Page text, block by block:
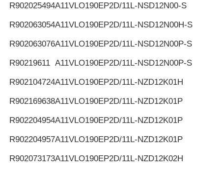
R902025494A11VLO190EP2D/11L-NSD12N00-S
R902063054A11VLO190EP2D/11L-NSD12N00H-S
R902063076A11VLO190EP2D/11L-NSD12N00P-S
R90219611 A11VLO190EP2D/11L-NSD12N00P-S
R902104724A11VLO190EP2D/11L-NZD12K01H
R902169638A11VLO190EP2D/11L-NZD12K01P
R902204954A11VLO190EP2D/11L-NZD12K01P
R902204957A11VLO190EP2D/11L-NZD12K01P
R902073173A11VLO190EP2D/11L-NZD12K02H